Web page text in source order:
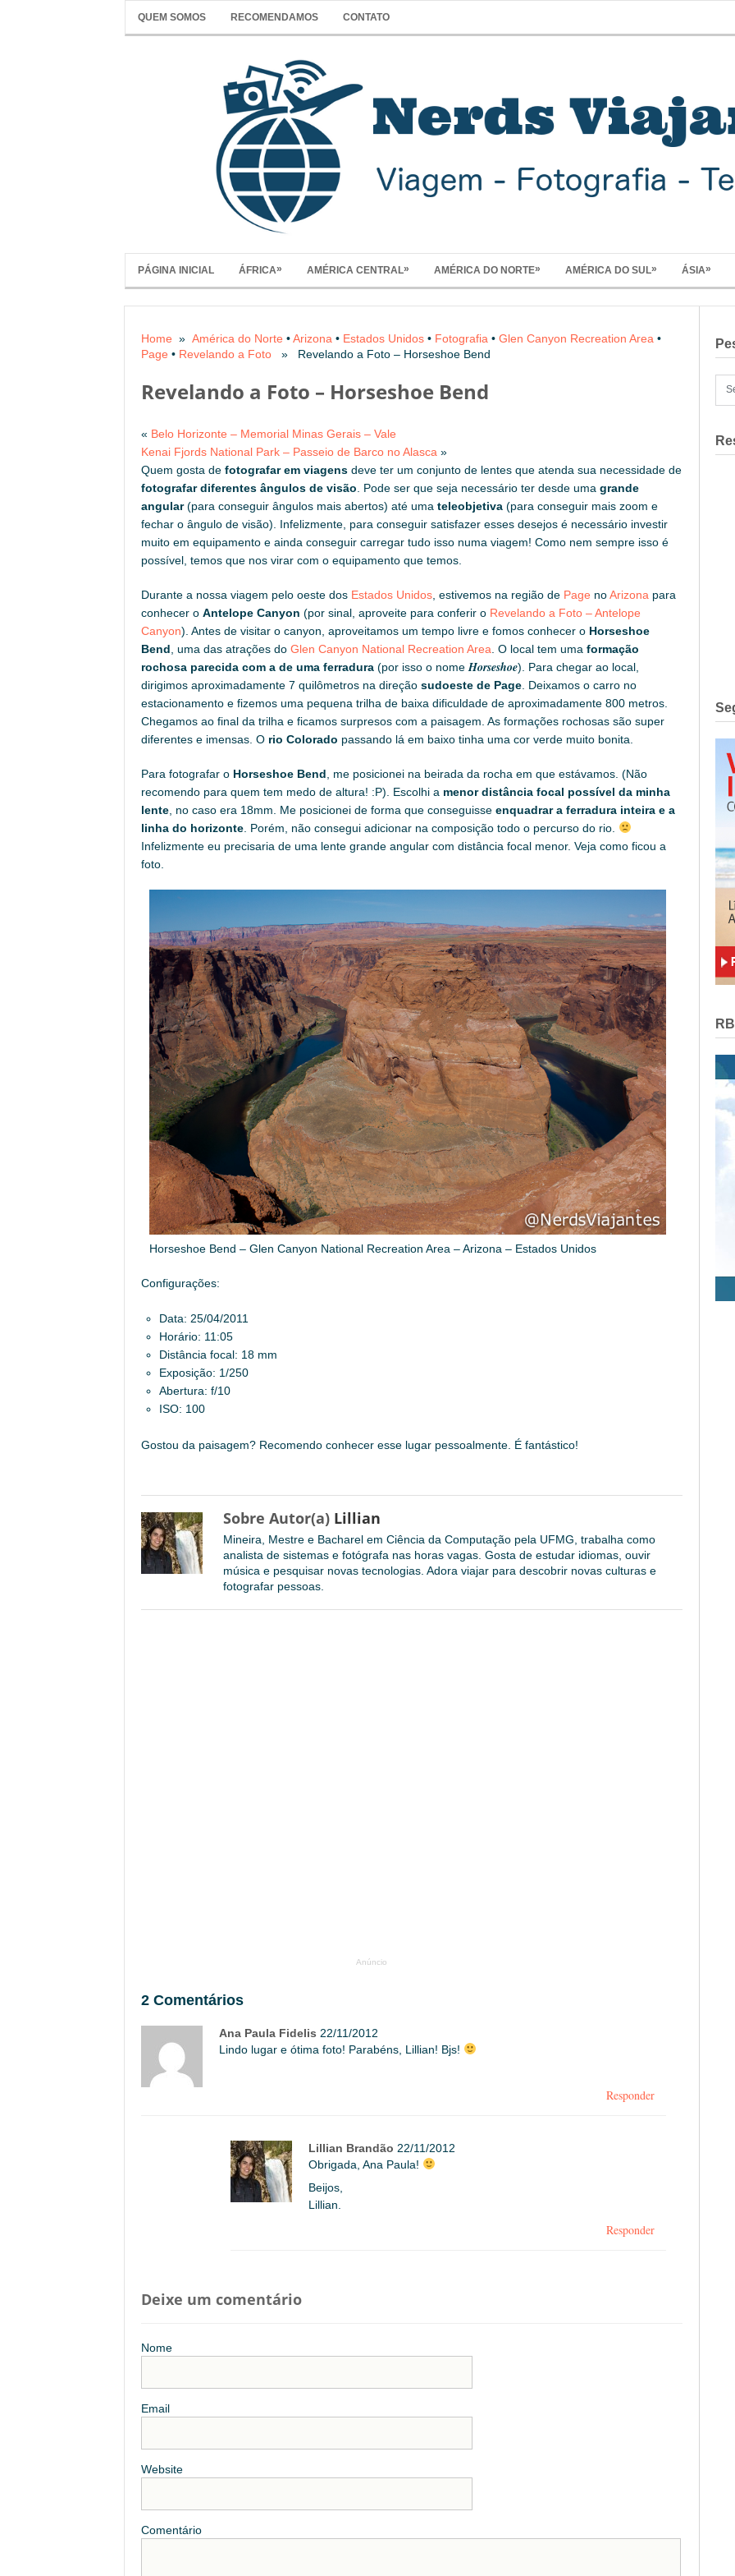
QUEM SOMOS RECOMENDAMOS CONTATO
PÁGINA INICIAL ÁFRICA» AMÉRICA CENTRAL» AMÉRICA DO NORTE» AMÉRICA DO SUL» ÁSIA»
Home » América do Norte •Arizona • Estados Unidos • Fotografia • Glen Canyon Recreation Area •
Page • Revelando a Foto » Revelando a Foto – Horseshoe Bend
Revelando a Foto – Horseshoe Bend
« Belo Horizonte – Memorial Minas Gerais – Vale
Kenai Fjords National Park – Passeio de Barco no Alasca »
Quem gosta de fotografar em viagens deve ter um conjunto de lentes que atenda sua necessidade de
fotografar diferentes ângulos de visão . Pode ser que seja necessário ter desde uma grande
angular(para conseguir ângulos mais abertos) até uma teleobjetiva (para conseguir mais zoom e
fechar o ângulo de visão). Infelizmente, para conseguir satisfazer esses desejos é necessário investir
muito em equipamento e ainda conseguir carregar tudo isso numa viagem! Como nem sempre isso é
possível, temos que nos virar com o equipamento que temos.
Durante a nossa viagem pelo oeste dos Estados Unidos , estivemos na região de Page noArizona para
conhecer o Antelope Canyon (por sinal, aproveite para conferir o Revelando a Foto – Antelope
Canyon). Antes de visitar o canyon, aproveitamos um tempo livre e fomos conhecer o Horseshoe
Bend , uma das atrações do Glen Canyon National Recreation Area . O local tem uma formação
rochosa parecida com a de uma ferradura (por isso o nome Horseshoe). Para chegar ao local,
dirigimos aproximadamente 7 quilômetros na direção sudoeste de Page . Deixamos o carro no
estacionamento e fizemos uma pequena trilha de baixa dificuldade de aproximadamente 800 metros.
Chegamos ao final da trilha e ficamos surpresos com a paisagem. As formações rochosas são super
diferentes e imensas. O rio Colorado passando lá em baixo tinha uma cor verde muito bonita.
Para fotografar o Horseshoe Bend , me posicionei na beirada da rocha em que estávamos. (Não
recomendo para quem tem medo de altura! :P). Escolhi a menor distância focal possível da minha
lente , no caso era 18mm. Me posicionei de forma que conseguisse enquadrar a ferradura inteira e a
linha do horizonte . Porém, não consegui adicionar na composição todo o percurso do rio.
Infelizmente eu precisaria de uma lente grande angular com distância focal menor. Veja como ficou a
foto.
Horseshoe Bend – Glen Canyon National Recreation Area – Arizona – Estados Unidos
Configurações:
Data: 25/04/2011
Horário: 11:05
Distância focal: 18 mm
Exposição: 1/250
Abertura: f/10
ISO: 100
Gostou da paisagem? Recomendo conhecer esse lugar pessoalmente. É fantástico!
Sobre Autor(a) Lillian
Mineira, Mestre e Bacharel em Ciência da Computação pela UFMG, trabalha como
analista de sistemas e fotógrafa nas horas vagas. Gosta de estudar idiomas, ouvir
música e pesquisar novas tecnologias. Adora viajar para descobrir novas culturas e
fotografar pessoas.
Anúncio
2 Comentários
Ana Paula Fidelis 22/11/2012
Lindo lugar e ótima foto! Parabéns, Lillian! Bjs!
Responder
Lillian Brandão 22/11/2012
Obrigada, Ana Paula!
Beijos,
Lillian.
Responder
Deixe um comentário
Nome
Email
Website
Comentário